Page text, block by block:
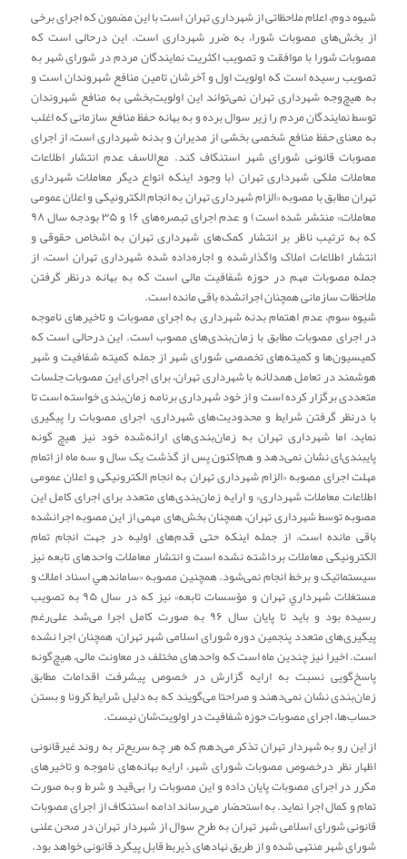
شیوه دوم،‌ اعلام ملاحظاتی از شهرداری تهران است با این مضمون که اجرای برخی
از بخش‌های مصوبات شورا، به ضرر شهرداری است. این درحالی است که
مصوبات شورا با موافقت و تصویب اکثریت نمایندگان مردم در شورای شهر به
تصویب رسیده است که اولویت اول و آخرشان تامین منافع شهروندان است و
به هیچ‌وجه شهرداری تهران نمی‌تواند این اولویت‌بخشی به منافع شهروندان
توسط نمایندگان مردم را زیر سوال برده و به بهانه حفظ منافع سازمانی که اغلب
به معنای حفظ منافع شخصی بخشی از مدیران و بدنه شهرداری است، از اجرای
مصوبات قانونی شورای شهر استنکاف کند. مع‌الاسف عدم انتشار اطلاعات
معاملات ملکی شهرداری تهران (با وجود اینکه انواع دیگر معاملات شهرداری
تهران مطابق با مصوبه «الزام شهرداری تهران به انجام الکترونیکی و اعلان عمومی
معاملات» منتشر شده است) و عدم اجرای تبصره‌های ۱۶ و ۳۵ بودجه سال ۹۸
که به ترتیب ناظر بر انتشار کمک‌های شهرداری تهران به اشخاص حقوقی و
انتشار اطلاعات املاک واگذارشده و اجاره‌داده شده شهرداری تهران است، از
جمله مصوبات مهم در حوزه شفافیت مالی است که به بهانه درنظر گرفتن
ملاحظات سازمانی همچنان اجرانشده باقی مانده است.
شیوه سوم، عدم اهتمام بدنه شهرداری به اجرای مصوبات و تاخیرهای ناموجه
در اجرای مصوبات مطابق با زمان‌بندی‌های مصوب است. این درحالی است که
کمیسیون‌ها و کمیته‌های تخصصی شورای شهر از جمله کمیته شفافیت و شهر
هوشمند در تعامل همدلانه با شهرداری تهران، برای اجرای این مصوبات جلسات
متعددی برگزار کرده است و از خود شهرداری برنامه زمان‌بندی خواسته است تا
با درنظر گرفتن شرایط و محدودیت‌های شهرداری، اجرای مصوبات را پیگیری
نماید، اما شهرداری تهران به زمان‌بندی‌های ارائه‌شده خود نیز هیچ گونه
پایبندی‌ای نشان نمی‌دهد و هم‌اکنون پس از گذشت یک سال و سه ماه از اتمام
مهلت اجرای مصوبه «الزام شهرداری تهران به انجام الکترونیکی و اعلان عمومی
اطلاعات معاملات شهرداری» و ارایه زمان‌بندی‌های متعدد برای اجرای کامل این
مصوبه توسط شهرداری تهران، همچنان بخش‌های مهمی از این مصوبه اجرانشده
باقی مانده است، از جمله اینکه حتی قدم‌های اولیه در جهت انجام تمام
الکترونیکی معاملات برداشته نشده است و انتشار معاملات واحدهای تابعه نیز
سیستماتیک و برخط انجام نمی‌شود. همچنین مصوبه «ساماندهي اسناد املاك و
مستغلات شهرداري تهران و مؤسسات تابعه» نیز که در سال ۹۵ به تصویب
رسیده بود و باید تا پایان سال ۹۶ به صورت کامل اجرا می‌شد علی‌رغم
پیگیری‌های متعدد پنجمین دوره شورای اسلامی شهر تهران، همچنان اجرا نشده
است. اخیرا نیز چندین ماه است که واحدهای مختلف در معاونت مالی، هیچ‌گونه
پاسخ‌گویی نسبت به ارایه گزارش در خصوص پیشرفت اقدامات مطابق
زمان‌بندی نشان نمی‌دهند و صراحتا می‌گویند که به دلیل شرایط کرونا و بستن
حساب‌ها، اجرای مصوبات حوزه شفافیت در اولویت‌شان نیست.
از این رو به شهردار تهران تذکر می‌دهم که هر چه سریع‌تر به روند غیرقانونی
اظهار نظر درخصوص مصوبات شورای شهر، ارایه بهانه‌های ناموجه و تاخیرهای
مکرر در اجرای مصوبات پایان داده و این مصوبات را بی‌قید و شرط و به صورت
تمام و کمال اجرا نماید. به استحضار می‌رساند ادامه استنکاف از اجرای مصوبات
قانونی شورای اسلامی شهر تهران به طرح سوال از شهردار تهران در صحن علنی
شورای شهر منتهی شده و از طریق نهادهای ذیربط قابل پیگرد قانونی خواهد بود.